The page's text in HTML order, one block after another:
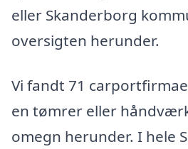
eller Skanderborg
oversigten herunder.
Vi fandt 71
en tømrer eller
omegn herunder. I hele